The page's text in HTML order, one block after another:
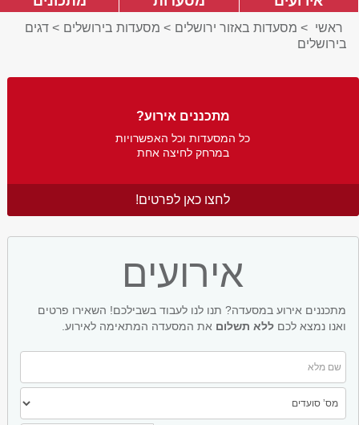
ראשי > מסעדות באזור ירושלים > מסעדות בירושלים > דגים
בירושלים
מתכננים אירוע?
כל המסעדות וכל האפשרויות
במרחק לחיצה אחת
לחצו כאן לפרטים!
אירועים
מתכננים אירוע במסעדה? תנו לנו לעבוד בשבילכם! השאירו פרטים
ואנו נמצא לכם ללא תשלום את המסעדה המתאימה לאירוע.